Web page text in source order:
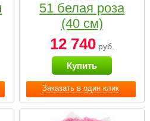
Заказать в один клик
51 белая роза
(40 см)
12 740руб.
Купить